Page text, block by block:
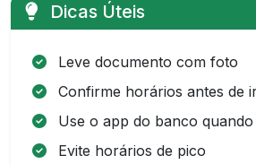
Dicas Úteis
Leve documento com foto
Confirme horários antes de
Use o app do banco
Evite horários de pico